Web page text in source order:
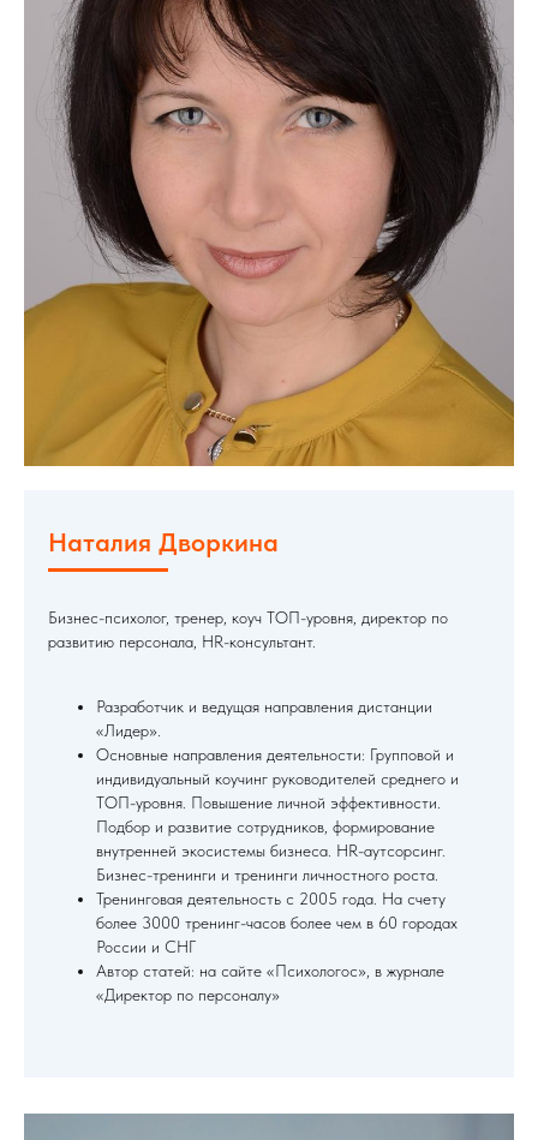
Наталия Дворкина
Бизнес-психолог, тренер, коуч ТОП-уровня, директор по
развитию персонала, HR-консультант.
Разработчик и ведущая направления дистанции
«Лидер».
Основные направления деятельности: Групповой и
индивидуальный коучинг руководителей среднего и
ТОП-уровня. Повышение личной эффективности.
Подбор и развитие сотрудников, формирование
внутренней экосистемы бизнеса. HR-аутсорсинг.
Бизнес-тренинги и тренинги личностного роста.
Тренинговая деятельность с 2005 года. На счету
более 3000 тренинг-часов более чем в 60 городах
России и СНГ
Автор статей: на сайте «Психологос», в журнале
«Директор по персоналу»